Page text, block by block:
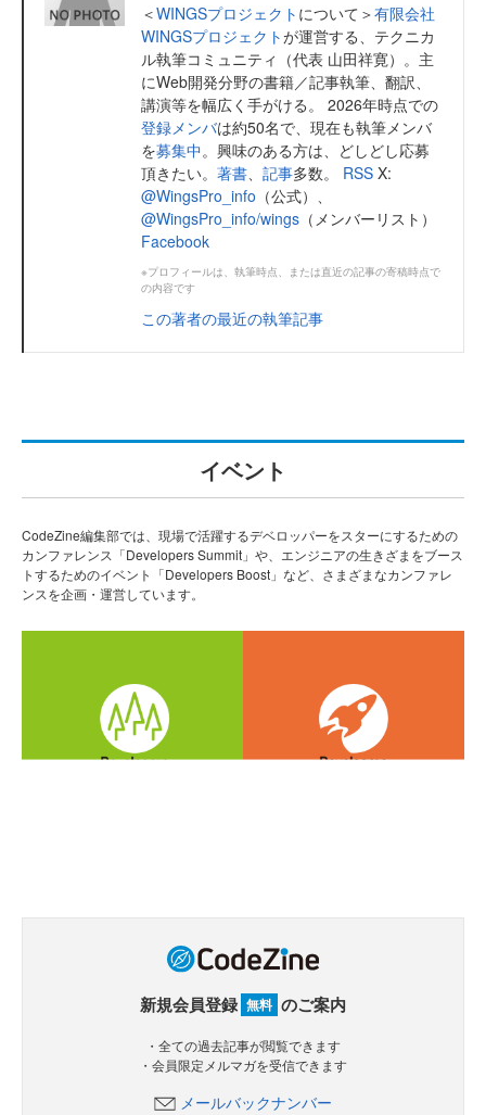
＜WINGSプロジェクト について＞有限会社
WINGSプロジェクトが運営する、テクニカ
ル執筆コミュニティ（代表 山田祥寛）。主
にWeb開発分野の書籍／記事執筆、翻訳、
講演等を幅広く手がける。 2026年時点での
登録メンバは約50名で、現在も執筆メンバ
を募集中。興味のある方は、どしどし応募
頂きたい。 著書 記事多数。 RSS X:
@WingsPro_info （公式）、
@WingsPro_info/wings （メンバーリスト）
Facebook
※プロフィールは、執筆時点、または直近の記事の寄稿時点で
の内容です
この著者の最近の執筆記事
イベント
CodeZine編集部では、現場で活躍するデベロッパーをスターにするための
カンファレンス「Developers Summit」や、エンジニアの生きざまをブース
トするためのイベント「Developers Boost」など、さまざまなカンファレ
ンスを企画・運営しています。
新規会員登録 無料 のご案内
・全ての過去記事が閲覧できます
・会員限定メルマガを受信できます
メールバックナンバー